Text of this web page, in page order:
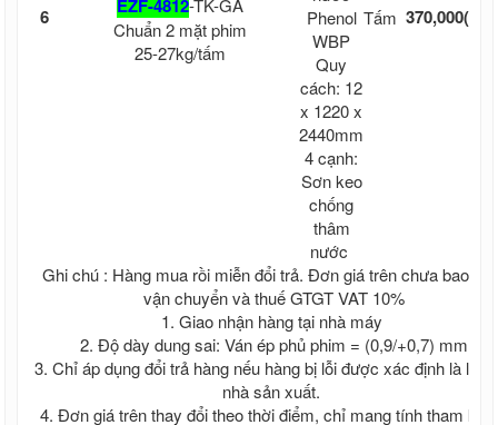
6
EZF-4812-TK-GA
Chuẩn 2 mặt phim
25-27kg/tấm
Phenol
WBP
Quy
cách: 12
x 1220 x
2440mm
4 cạnh:
Sơn keo
chống
thâm
nước
Tấm 370,000
Ghi chú : Hàng mua rồi miễn đổi trả. Đơn giá trên chưa bao
vận chuyển và thuế GTGT VAT 10%
1. Giao nhận hàng tại nhà máy
2. Độ dày dung sai: Ván ép phủ phim = (0,9/+0,7) mm
3. Chỉ áp dụng đổi trả hàng nếu hàng bị lỗi được xác định là lỗi
nhà sản xuất.
4. Đơn giá trên thay đổi theo thời điểm, chỉ mang tính tham